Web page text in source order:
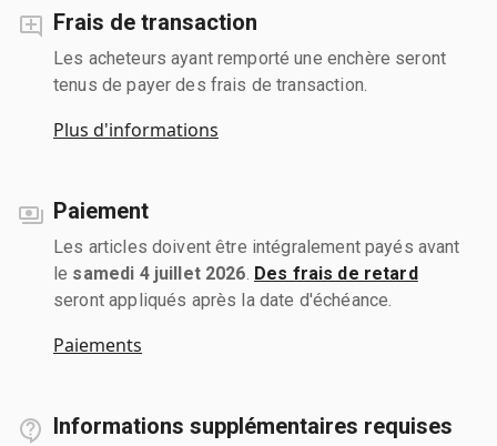
Frais de transaction
Les acheteurs ayant remporté une enchère seront
tenus de payer des frais de transaction.
Plus d'informations
Paiement
Les articles doivent être intégralement payés avant
le samedi 4 juillet 2026 Des frais de retard
seront appliqués après la date d'échéance.
Paiements
Informations supplémentaires requises